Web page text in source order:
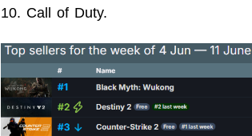
10. Call of Duty.